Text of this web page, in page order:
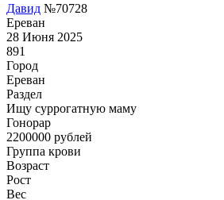
Давид №70728
Ереван
28 Июня 2025
891
Город
Ереван
Раздел
Ищу суррогатную маму
Гонoрар
2200000 рублей
Группа крови
Возраст
Рост
Вес